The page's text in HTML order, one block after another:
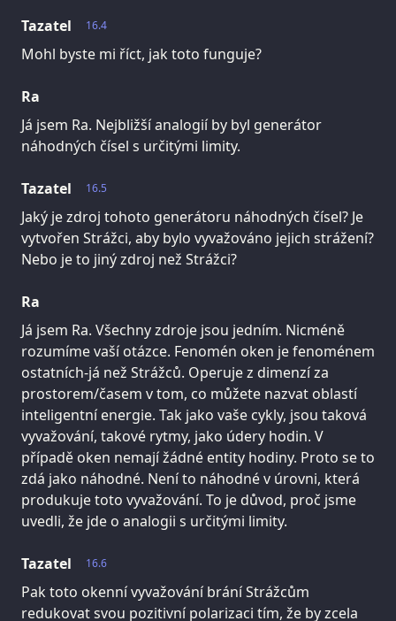
16.4
Tazatel
Mohl byste mi říct, jak toto funguje?
Ra
Já jsem Ra. Nejbližší analogií by byl generátor
náhodných čísel s určitými limity.
16.5
Tazatel
Jaký je zdroj tohoto generátoru náhodných čísel? Je
vytvořen Strážci, aby bylo vyvažováno jejich strážení?
Nebo je to jiný zdroj než Strážci?
Ra
Já jsem Ra. Všechny zdroje jsou jedním. Nicméně
rozumíme vaší otázce. Fenomén oken je fenoménem
ostatních-já než Strážců. Operuje z dimenzí za
prostorem/časem v tom, co můžete nazvat oblastí
inteligentní energie. Tak jako vaše cykly, jsou taková
vyvažování, takové rytmy, jako údery hodin. V
případě oken nemají žádné entity hodiny. Proto se to
zdá jako náhodné. Není to náhodné v úrovni, která
produkuje toto vyvažování. To je důvod, proč jsme
uvedli, že jde o analogii s určitými limity.
16.6
Tazatel
Pak toto okenní vyvažování brání Strážcům
redukovat svou pozitivní polarizaci tím, že by zcela